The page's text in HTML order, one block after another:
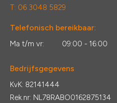
T: 06 3048 5829
Telefonisch bereikbaar:
Ma t/m vr: 09:00 - 16:00
Bedrijfsgegevens
KvK: 82141444
Rek.nr: NL78RABO0162875134